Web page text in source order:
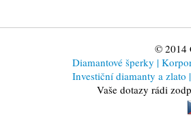
© 2014
Diamantové šperky |
Investiční diamanty a zlato |
Vaše dotazy rádi